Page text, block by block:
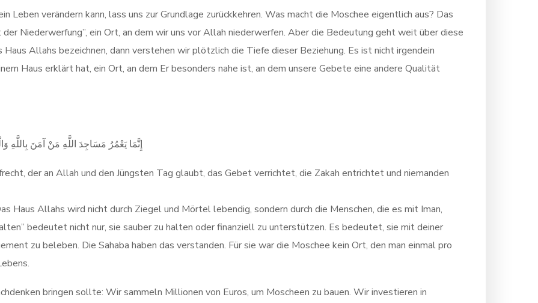
Leben verändern kann, lass uns zur Grundlage zurückkehren. Was macht die Moschee eigentlich aus? Das
Niederwerfung”, ein Ort, an dem wir uns vor Allah niederwerfen. Aber die Bedeutung geht weit über diese
Allahs bezeichnen, dann verstehen wir plötzlich die Tiefe dieser Beziehung. Es ist nicht irgendein
Haus erklärt hat, ein Ort, an dem Er besonders nahe ist, an dem unsere Gebete eine andere Qualität
إِنَّمَا يَعْمُرُ مَسَاجِدَ اللَّهِ مَنْ آمَنَ بِاللَّهِ
der an Allah und den Jüngsten Tag glaubt, das Gebet verrichtet, die Zakah entrichtet und niemanden
Haus Allahs wird nicht durch Ziegel und Mörtel lebendig, sondern durch die Menschen, die es mit Iman,
bedeutet nicht nur, sie sauber zu halten oder finanziell zu unterstützen. Es bedeutet, sie mit deiner
zu beleben. Die Sahaba haben das verstanden. Für sie war die Moschee kein Ort, den man einmal pro
bringen sollte: Wir sammeln Millionen von Euros, um Moscheen zu bauen. Wir investieren in